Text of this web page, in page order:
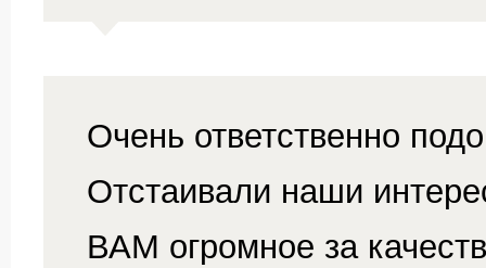
Очень ответственно
Отстаивали наши
ВАМ огромное за